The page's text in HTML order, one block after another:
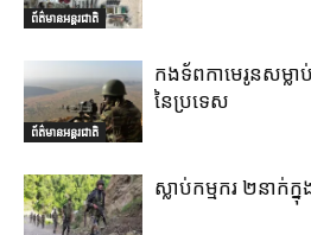
ព័ត៌មានអន្តរជាតិ
ព័ត៌មានអន្តរជាតិ
កងទ័ពកាមេរូនសម្លា
នៃប្រទេស
ស្លាប់កម្មករ ២នាក់ក្នុ